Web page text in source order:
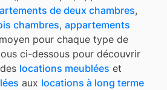
de deux chambres,
chambres, appartements
pour chaque type de
ci-dessous pour découvrir
locations meublées et
aux locations à long terme